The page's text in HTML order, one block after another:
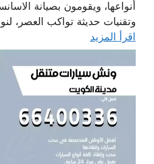
أنواعها، ويقومون بصيانة
وتقنيات حديثة تواكب العصر،
اقرأ المزيد